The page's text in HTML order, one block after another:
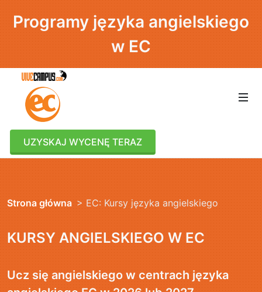
Programy języka angielskiego
w EC
UZYSKAJ WYCENĘ TERAZ
Strona główna > EC: Kursy języka angielskiego
KURSY ANGIELSKIEGO W EC
Ucz się angielskiego w centrach języka